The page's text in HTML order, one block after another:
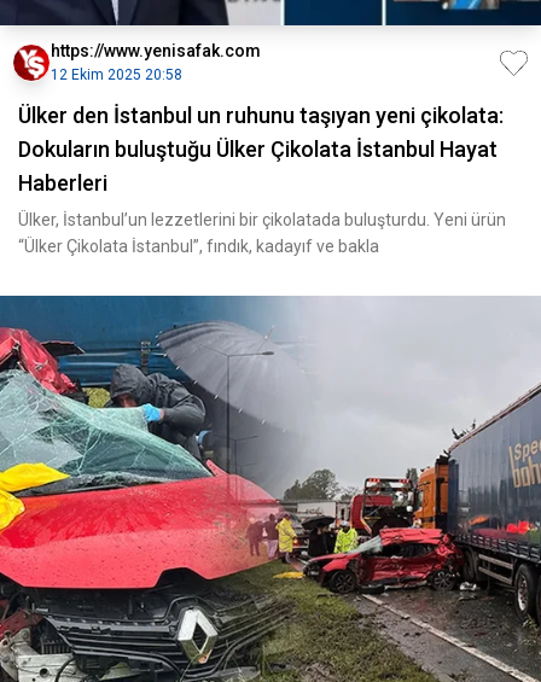
https://www.yenisafak.com
12 Ekim 2025 20:58
Ülker den İstanbul un ruhunu taşıyan yeni çikolata:
Dokuların buluştuğu Ülker Çikolata İstanbul Hayat
Haberleri
Ülker, İstanbul’un lezzetlerini bir çikolatada buluşturdu. Yeni ürün
“Ülker Çikolata İstanbul”, fındık, kadayıf ve bakla